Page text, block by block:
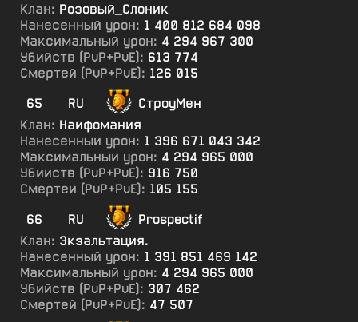
Клан: Розовый_Слоник
Нанесенный урон: 1 400 812 684 098
Максимальный урон: 4 294 967 300
Убийств (PvP+PvE): 613 774
Смертей (PvP+PvE): 126 015
65
RU
СтроуМен
Клан: Найфомания
Нанесенный урон: 1 396 671 043 342
Максимальный урон: 4 294 965 000
Убийств (PvP+PvE): 916 750
Смертей (PvP+PvE): 105 155
66
RU
Prospectif
Клан: Экзальтация.
Нанесенный урон: 1 391 851 469 142
Максимальный урон: 4 294 965 000
Убийств (PvP+PvE): 307 462
Смертей (PvP+PvE): 47 507